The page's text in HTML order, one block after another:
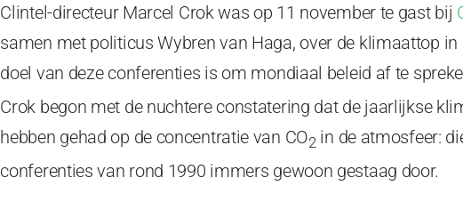
Clintel-directeur Marcel Crok was op 11 november te gast bij
samen met politicus Wybren van Haga, over de klimaattop
doel van deze conferenties is om mondiaal beleid af te
Crok begon met de nuchtere constatering dat de jaarlijkse
hebben gehad op de concentratie van CO2 in de atmosfeer:
conferenties van rond 1990 immers gewoon gestaag door.